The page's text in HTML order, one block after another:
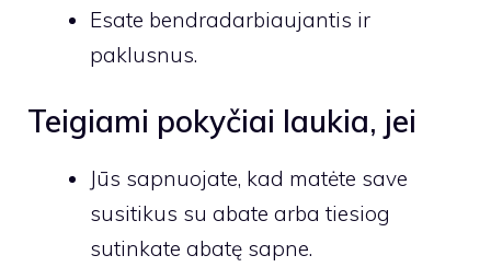
Esate bendradarbiaujantis ir
paklusnus.
Teigiami pokyčiai laukia, jei
Jūs sapnuojate, kad matėte save
susitikus su abate arba tiesiog
sutinkate abatę sapne.